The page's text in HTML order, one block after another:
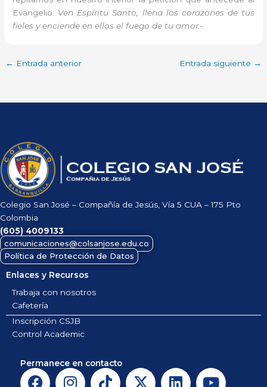
Evangelio: Ven Espíritu Santo, llena los corazones de tus
fieles y enciende en ellos el fuego de tu amor.-
← Entrada anterior Entrada siguiente →
Colegio San José – Compañía de Jesús, Vía 5 CUA – 175 Pto
Colombia
(605) 4009133
comunicaciones@colsanjose.edu.co
Política de Protección de Datos
Enlaces y Recursos
Trabaja con nosotros
Cafetería
Inscripción CSJB
Control Academic
Permanece en contacto
F
I
T
X
L
Y